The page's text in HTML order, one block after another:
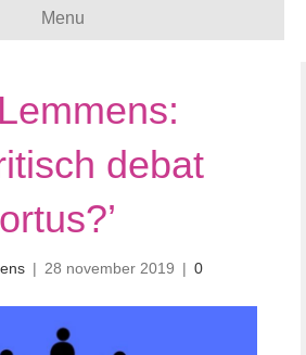
Menu
debat
| 28 november 2019 | 0